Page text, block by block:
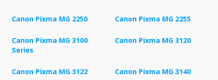
Canon Pixma MG 2250 Canon Pixma MG 2255
Canon Pixma MG 3100
Series
Canon Pixma MG 3120
Canon Pixma MG 3122 Canon Pixma MG 3140